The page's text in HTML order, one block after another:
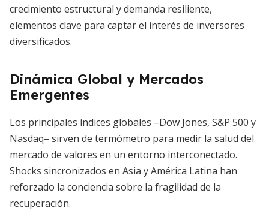
crecimiento estructural y demanda resiliente,
elementos clave para captar el interés de inversores
diversificados.
Dinámica Global y Mercados
Emergentes
Los principales índices globales –Dow Jones, S&P 500 y
Nasdaq– sirven de termómetro para medir la salud del
mercado de valores en un entorno interconectado.
Shocks sincronizados en Asia y América Latina han
reforzado la conciencia sobre la fragilidad de la
recuperación.